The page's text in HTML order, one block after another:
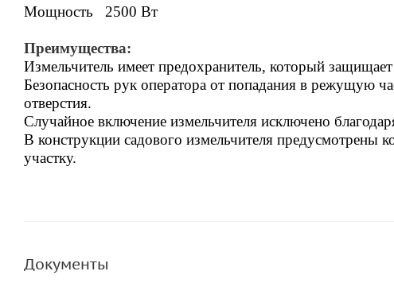
Мощность 2500 Вт
Преимущества:
Измельчитель имеет предохранитель, который защищает
Безопасность рук оператора от попадания в режущую
отверстия.
Случайное включение измельчителя исключено
В конструкции садового измельчителя предусмотрены
участку.
Документы